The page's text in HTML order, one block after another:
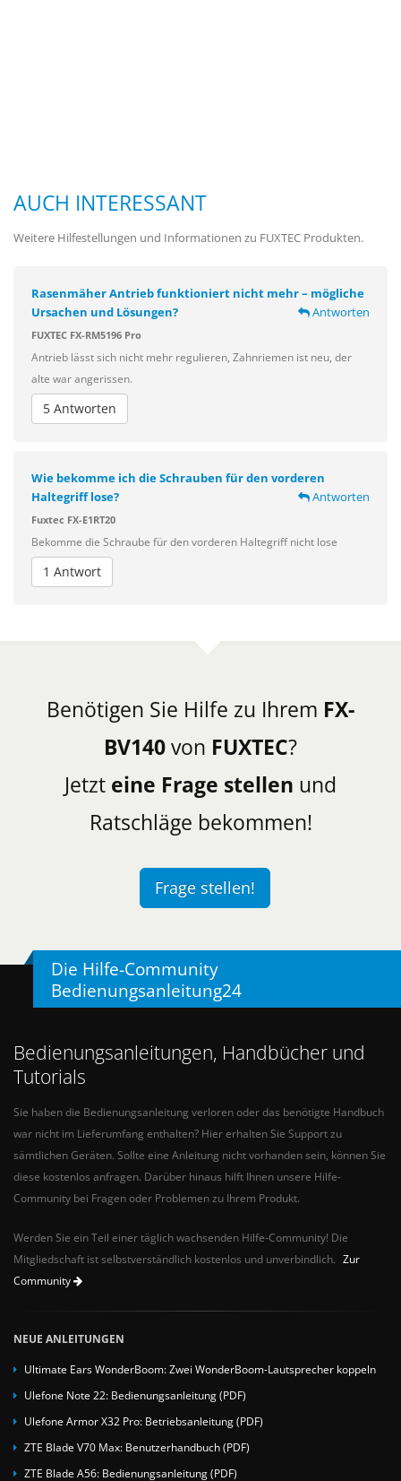
AUCH INTERESSANT
Weitere Hilfestellungen und Informationen zu FUXTEC Produkten.
Rasenmäher Antrieb funktioniert nicht mehr – mögliche
Ursachen und Lösungen?
Antworten
FUXTEC FX-RM5196 Pro
Antrieb lässt sich nicht mehr regulieren, Zahnriemen ist neu, der
alte war angerissen.
5 Antworten
Wie bekomme ich die Schrauben für den vorderen
Haltegriff lose?
Antworten
Fuxtec FX-E1RT20
Bekomme die Schraube für den vorderen Haltegriff nicht lose
1 Antwort
Benötigen Sie Hilfe zu Ihrem FX-
BV140von FUXTEC?
Jetzt eine Frage stellen und
Ratschläge bekommen!
Frage stellen!
Die Hilfe-Community
Bedienungsanleitung24
Bedienungsanleitungen, Handbücher und
Tutorials
Sie haben die Bedienungsanleitung verloren oder das benötigte Handbuch
war nicht im Lieferumfang enthalten? Hier erhalten Sie Support zu
sämtlichen Geräten. Sollte eine Anleitung nicht vorhanden sein, können Sie
diese kostenlos anfragen. Darüber hinaus hilft Ihnen unsere Hilfe-
Community bei Fragen oder Problemen zu Ihrem Produkt.
Werden Sie ein Teil einer täglich wachsenden Hilfe-Community! Die
Mitgliedschaft ist selbstverständlich kostenlos und unverbindlich. Zur
Community
NEUE ANLEITUNGEN
Ultimate Ears WonderBoom: Zwei WonderBoom-Lautsprecher koppeln
Ulefone Note 22: Bedienungsanleitung (PDF)
Ulefone Armor X32 Pro: Betriebsanleitung (PDF)
ZTE Blade V70 Max: Benutzerhandbuch (PDF)
ZTE Blade A56: Bedienungsanleitung (PDF)